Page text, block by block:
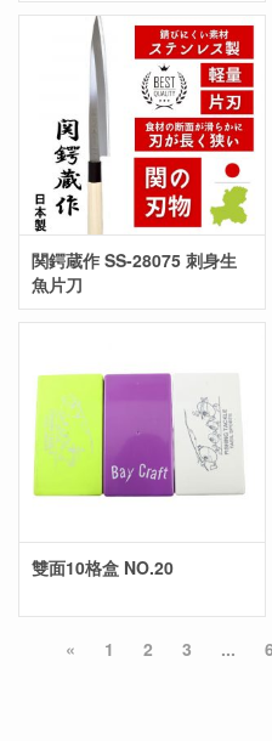
関鍔蔵作 SS-28075 刺身生
魚片刀
雙面10格盒 NO.20
« 1 2 3 ... 6